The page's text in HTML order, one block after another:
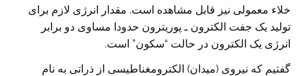
خلاء معمولی نیز قابل مشاهده است. مقدار انرژی لازم برای
تولید یک جفت الکترون ـ پوریترون حدودا مساوی دو برابر
انرژی یک الکترون در حالت “سکون” است.
گفتیم که نیروی (میدان) الکترومغناطیسی از ذراتی به نام